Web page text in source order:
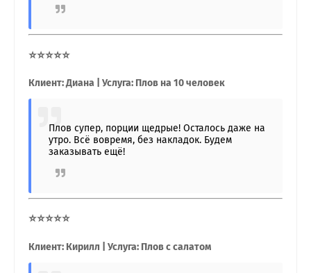
⭐⭐⭐⭐⭐
Клиент: Диана | Услуга: Плов на 10 человек
Плов супер, порции щедрые! Осталось даже на
утро. Всё вовремя, без накладок. Будем
заказывать ещё!
⭐⭐⭐⭐⭐
Клиент: Кирилл | Услуга: Плов с салатом